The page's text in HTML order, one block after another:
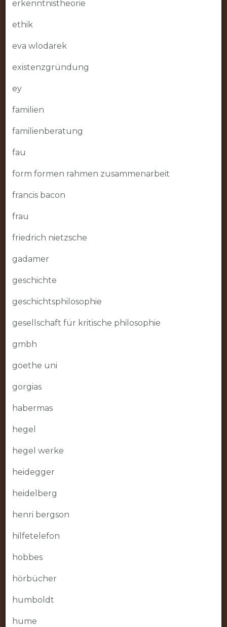
erkenntnistheorie
ethik
eva wlodarek
existenzgründung
ey
familien
familienberatung
fau
form formen rahmen zusammenarbeit
francis bacon
frau
friedrich nietzsche
gadamer
geschichte
geschichtsphilosophie
gesellschaft für kritische philosophie
gmbh
goethe uni
gorgias
habermas
hegel
hegel werke
heidegger
heidelberg
henri bergson
hilfetelefon
hobbes
hörbücher
humboldt
hume